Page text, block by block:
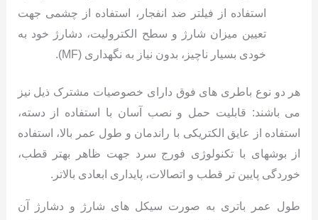
استفاده از فیلتر ضد انفجار، استفاده از چشمی جهت
تعیین میزان شارژ و سطح الکترولیت، دشارژ خود به
خودی بسیار ناچیز، بدون نیاز به نگهداری (MF).
هر دو نوع باطری های فوق دارای خصوصیات مشترک ذیل نیز
می باشند: قابلیت حمل و نصب آسان با استفاده از دسته،
استفاده از عایق الکتریکی با راندمان و طول عمر بالا، استفاده
از بوشهای با تکنولوژی فورج سرد جهت ظاهر بهتر قطب،
خوردگی پایین تر قطب و اتصالات، پایداری ابعادی بالاتر.
طول عمر باتری به صورت سیکل های شارژ و دشارژ آن